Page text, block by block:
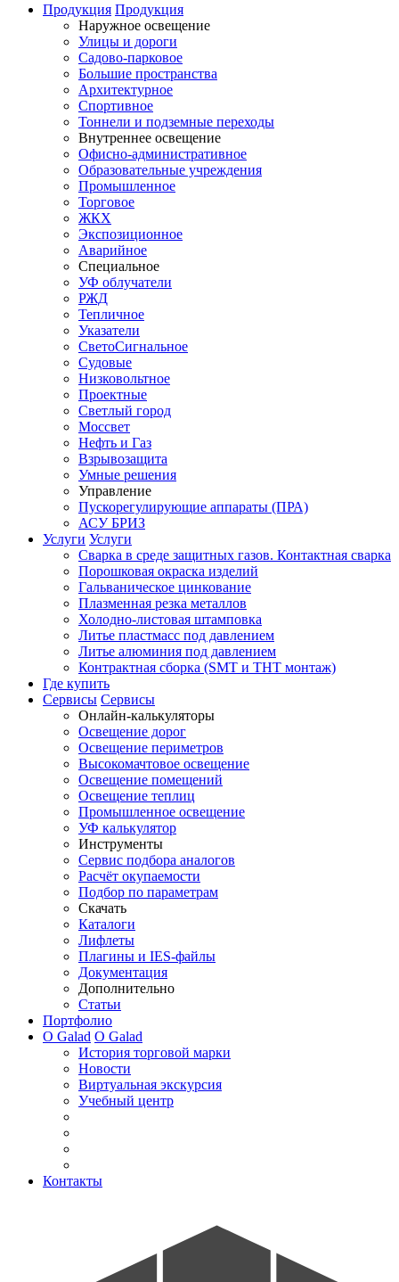
Продукция Продукция
Наружное освещение
Улицы и дороги
Садово-парковое
Большие пространства
Архитектурное
Спортивное
Тоннели и подземные переходы
Внутреннее освещение
Офисно-административное
Образовательные учреждения
Промышленное
Торговое
ЖКХ
Экспозиционное
Аварийное
Специальное
УФ облучатели
РЖД
Тепличное
Указатели
СветоСигнальное
Судовые
Низковольтное
Проектные
Светлый город
Моссвет
Нефть и Газ
Взрывозащита
Умные решения
Управление
Пускорегулирующие аппараты (ПРА)
АСУ БРИЗ
Услуги Услуги
Сварка в среде защитных газов. Контактная сварка
Порошковая окраска изделий
Гальваническое цинкование
Плазменная резка металлов
Холодно-листовая штамповка
Литье пластмасс под давлением
Литье алюминия под давлением
Контрактная сборка (SMT и THT монтаж)
Где купить
Сервисы Сервисы
Онлайн-калькуляторы
Освещение дорог
Освещение периметров
Высокомачтовое освещение
Освещение помещений
Освещение теплиц
Промышленное освещение
УФ калькулятор
Инструменты
Сервис подбора аналогов
Расчёт окупаемости
Подбор по параметрам
Скачать
Каталоги
Лифлеты
Плагины и IES-файлы
Документация
Дополнительно
Статьи
Портфолио
О Galad О Galad
История торговой марки
Новости
Виртуальная экскурсия
Учебный центр
Контакты